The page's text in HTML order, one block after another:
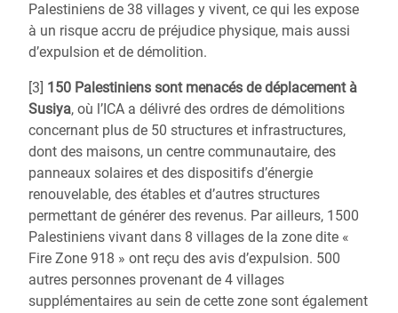
Palestiniens de 38 villages y vivent, ce qui les expose
à un risque accru de préjudice physique, mais aussi
d’expulsion et de démolition.
[3] 150 Palestiniens sont menacés de déplacement à
Susiya, où l’ICA a délivré des ordres de démolitions
concernant plus de 50 structures et infrastructures,
dont des maisons, un centre communautaire, des
panneaux solaires et des dispositifs d’énergie
renouvelable, des étables et d’autres structures
permettant de générer des revenus. Par ailleurs, 1500
Palestiniens vivant dans 8 villages de la zone dite «
Fire Zone 918 » ont reçu des avis d’expulsion. 500
autres personnes provenant de 4 villages
supplémentaires au sein de cette zone sont également